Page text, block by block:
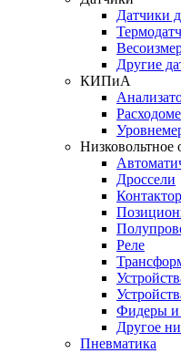
Датчики
Другие
КИПиА
Низковольтное
Дроссели
Реле
Фидеры и
Другое
Пневматика